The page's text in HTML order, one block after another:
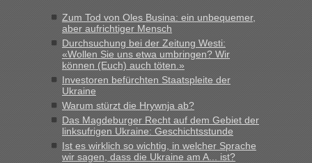
das erste Mal an einem Montagmorgen ca. 15 Fahrzeuge
vor mir, bin sonst der Erste oder Zweite, egal, nach ca 20
Minuten wurde dann die nächste Welle...“
Berichte und Reisetipps • Re: An welchem
Grenzübergang zwischen Polen und der Ukraine geht es am
schnellsten?
„Derzeit, ist es überall sehr voll an den Grenzen Ukraine/
Polen. Zb. Krakovets 100 PKW ca. 10 h Wartezeit. Wollen
Montag rüber, versuchen es sehr früh.“
Zum Tod von Oles Busina: ein unbequemer,
aber aufrichtiger Mensch
Durchsuchung bei der Zeitung Westi:
«Wollen Sie uns etwa umbringen? Wir
können (Euch) auch töten.»
Investoren befürchten Staatspleite der
Ukraine
Warum stürzt die Hrywnja ab?
Das Magdeburger Recht auf dem Gebiet der
linksufrigen Ukraine: Geschichtsstunde
Ist es wirklich so wichtig, in welcher Sprache
wir sagen, dass die Ukraine am A... ist?